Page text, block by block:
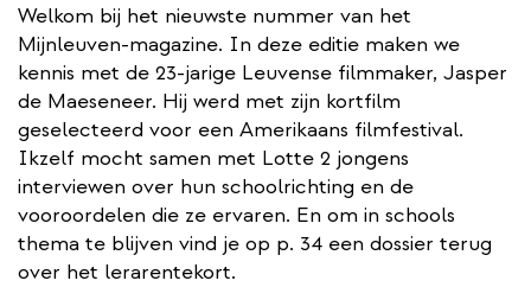
Welkom bij het nieuwste nummer van het
Mijnleuven-magazine. In deze editie maken we
kennis met de 23-jarige Leuvense filmmaker, Jasper
de Maeseneer. Hij werd met zijn kortfilm
geselecteerd voor een Amerikaans filmfestival.
Ikzelf mocht samen met Lotte 2 jongens
interviewen over hun schoolrichting en de
vooroordelen die ze ervaren. En om in schools
thema te blijven vind je op p. 34 een dossier terug
over het lerarentekort.